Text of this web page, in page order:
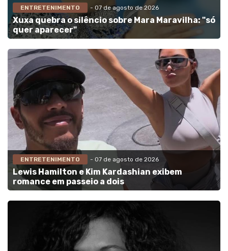
ENTRETENIMENTO - 07 de agosto de 2026
Xuxa quebra o silêncio sobre Mara Maravilha: "só
quer aparecer"
ENTRETENIMENTO - 07 de agosto de 2026
Lewis Hamilton e Kim Kardashian exibem
romance em passeio a dois